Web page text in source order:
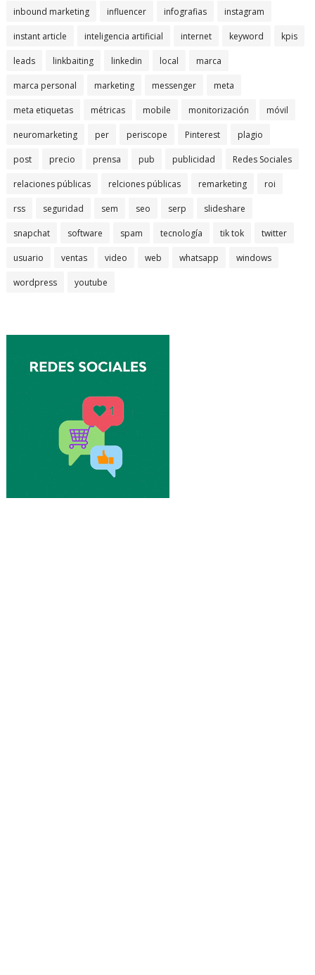
inbound marketing influencer infografias instagram
instant article inteligencia artificial internet keyword kpis
leads linkbaiting linkedin local marca
marca personal marketing messenger meta
meta etiquetas métricas mobile monitorización móvil
neuromarketing per periscope Pinterest plagio
post precio prensa pub publicidad Redes Sociales
relaciones públicas relciones públicas remarketing roi
rss seguridad sem seo serp slideshare
snapchat software spam tecnología tik tok twitter
usuario ventas video web whatsapp windows
wordpress youtube